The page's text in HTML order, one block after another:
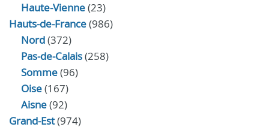
Haute-Vienne(23)
Hauts-de-France(986)
Nord(372)
Pas-de-Calais(258)
Somme(96)
Oise(167)
Aisne(92)
Grand-Est(974)